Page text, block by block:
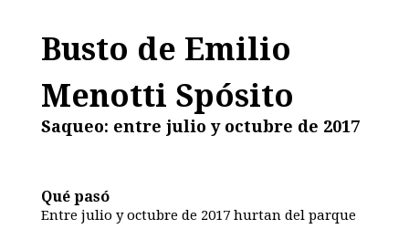
Busto de Emilio
Menotti Spósito
Saqueo: entre julio y octubre de 2017
Qué pasó
Entre julio y octubre de 2017 hurtan del parque